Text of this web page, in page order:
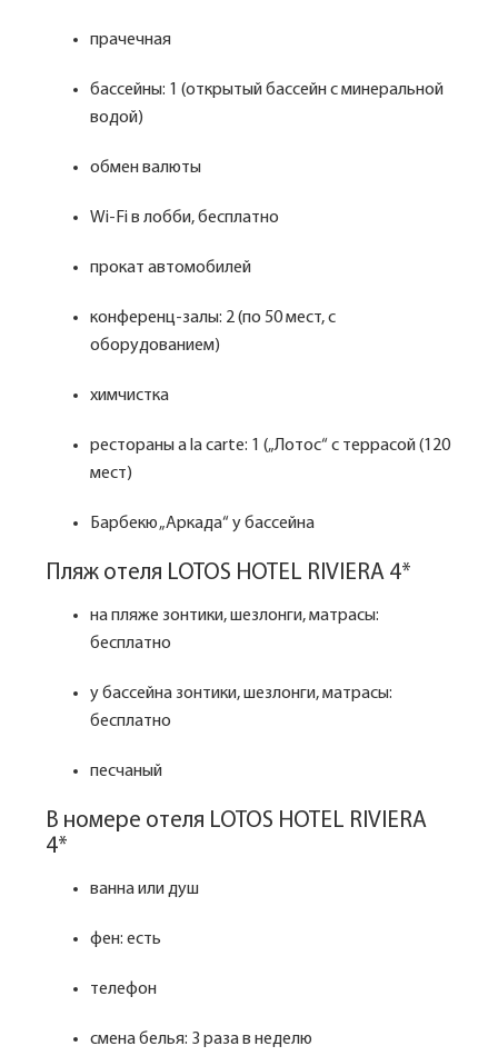
прачечная
бассейны: 1 (открытый бассейн с минеральной
водой)
обмен валюты
Wi-Fi в лобби, бесплатно
прокат автомобилей
конференц-залы: 2 (по 50 мест, с
оборудованием)
химчистка
рестораны a la carte: 1 („Лотос“ с террасой (120
мест)
Барбекю „Аркада“ у бассейна
Пляж отеля LOTOS HOTEL RIVIERA 4*
на пляже зонтики, шезлонги, матрасы:
бесплатно
у бассейна зонтики, шезлонги, матрасы:
бесплатно
песчаный
В номере отеля LOTOS HOTEL RIVIERA
4*
ванна или душ
фен: есть
телефон
смена белья: 3 раза в неделю